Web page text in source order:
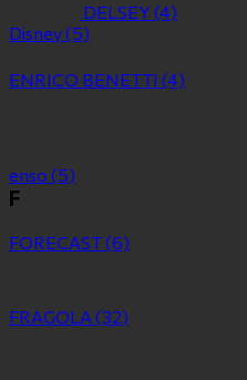
DELSEY (4)
Disney(5)
ENRICO BENETTI (4)
enso (5)
F
FORECAST(6)
FRAGOLA (32)